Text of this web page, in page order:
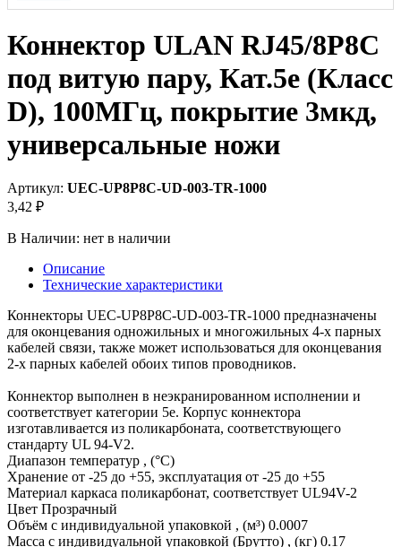
Коннектор ULAN RJ45/8P8C
под витую пару, Кат.5e (Класс
D), 100МГц, покрытие 3мкд,
универсальные ножи
Артикул: UEC-UP8P8C-UD-003-TR-1000
3,42 ₽
В Наличии: нет в наличии
Описание
Технические характеристики
Коннекторы UEC-UP8P8C-UD-003-TR-1000 предназначены
для оконцевания одножильных и многожильных 4-х парных
кабелей связи, также может использоваться для оконцевания
2-х парных кабелей обоих типов проводников.
Коннектор выполнен в неэкранированном исполнении и
соответствует категории 5e. Корпус коннектора
изготавливается из поликарбоната, соответствующего
стандарту UL 94-V2.
Диапазон температур , (°C)
Хранение от -25 до +55, эксплуатация от -25 до +55
Материал каркаса поликарбонат, соответствует UL94V-2
Цвет Прозрачный
Объём с индивидуальной упаковкой , (м³) 0.0007
Масса с индивидуальной упаковкой (Брутто) , (кг) 0.17